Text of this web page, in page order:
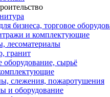
бизнеса, торговое
и комплектующие
лесоматериалы
гранит
сырьё
слежения, пожаротушения
и оборудование